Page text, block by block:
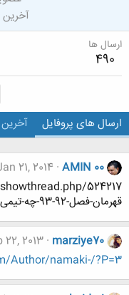
آخرین
ارسال ها
490
ارسال های پروفایل
AMIN 00
21, 2014
قهرمان-فصل-92-93-چه-تیمی-خواهد-بود؟
marziye70
22, 2013
Author/namaki-/?P=3